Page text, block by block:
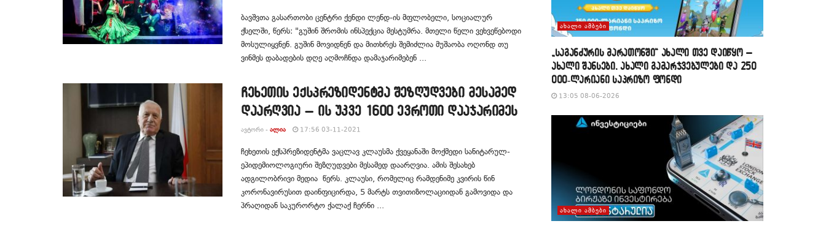
ბავშვთა გასართობი ცენტრი ქენდი ლენდ-ის მფლობელი, სოციალურ
ქსელში, წერს: "გუშინ შრომის ინსპექცია მესტუმრა. მთელი წელი ვეხვეწებოდი
მოსულიყვნენ. გუშინ მოვიდნენ და მითხრეს შემიძლია მუშაობა ოღონდ თუ
ვინმეს დაბადების დღე აღმოჩნდა დამაჯარიმებენ ...
ჩეხეთის ექსპრეზიდენტმა შეზღუდვები მესამედ
დაარღვია – ის უკვე 1600 ევროთი დააჯარიმეს
ᲐᲕᲢᲝᲠᲘ - ᲐᲚᲘᲐ 17:56 03-11-2021
ჩეხეთის ექსპრეზიდენტმა ვაცლავ კლაუსმა ქვეყანაში მოქმედი სანიტარულ-
ეპიდემიოლოგიური შეზღუდვები მესამედ დაარღვია. ამის შესახებ
ადგილობრივი მედია წერს. კლაუსი, რომელიც რამდენიმე კვირის წინ
კორონავირუსით დაინფიცირდა, 5 მარტს თვითიზოლაციიდან გამოვიდა და
პრაღიდან საკურორტო ქალაქ ჩერნი ...
ᲐᲮᲐᲚᲘ ᲐᲛᲑᲔᲑᲘ
„საგანძურის მარათონში“ ახალი თვე დაიწყო –
ახალი შანსები, ახალი გამარჯვებულები და 250
000-ლარიანი საპრიზო ფონდი
13:05 08-06-2026
ᲐᲮᲐᲚᲘ ᲐᲛᲑᲔᲑᲘ